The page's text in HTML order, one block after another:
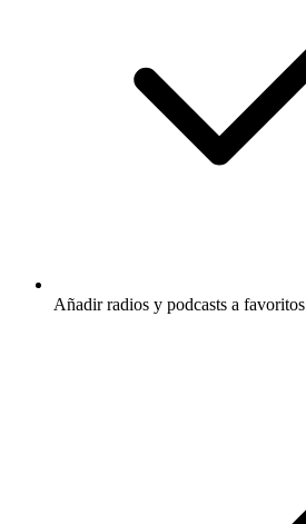
Añadir radios y podcasts a favoritos